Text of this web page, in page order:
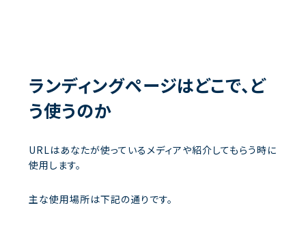
ランディングページはどこで、ど
う使うのか
URLはあなたが使っているメディアや紹介してもらう時に
使用します。
主な使用場所は下記の通りです。